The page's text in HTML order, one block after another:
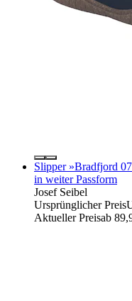
Slipper »Bradfjord
in weiter Passform
Josef Seibel
Ursprünglicher Preis
Aktueller Preisab